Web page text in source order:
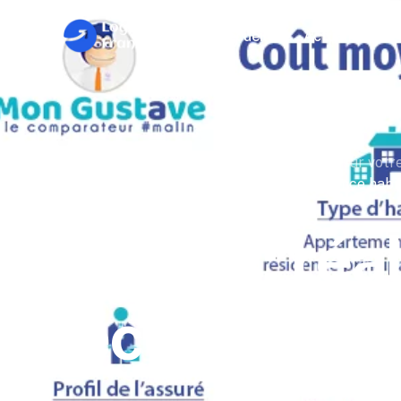
Accueil Actualités
Alabri : réalisez des économies sur
réalisez des économies sur votre assurance
Alabri :